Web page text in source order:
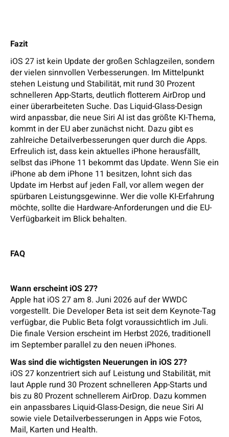
Fazit
iOS 27 ist kein Update der großen Schlagzeilen, sondern
der vielen sinnvollen Verbesserungen. Im Mittelpunkt
stehen Leistung und Stabilität, mit rund 30 Prozent
schnelleren App-Starts, deutlich flotterem AirDrop und
einer überarbeiteten Suche. Das Liquid-Glass-Design
wird anpassbar, die neue Siri AI ist das größte KI-Thema,
kommt in der EU aber zunächst nicht. Dazu gibt es
zahlreiche Detailverbesserungen quer durch die Apps.
Erfreulich ist, dass kein aktuelles iPhone herausfällt,
selbst das iPhone 11 bekommt das Update. Wenn Sie ein
iPhone ab dem iPhone 11 besitzen, lohnt sich das
Update im Herbst auf jeden Fall, vor allem wegen der
spürbaren Leistungsgewinne. Wer die volle KI-Erfahrung
möchte, sollte die Hardware-Anforderungen und die EU-
Verfügbarkeit im Blick behalten.
FAQ
Wann erscheint iOS 27?
Apple hat iOS 27 am 8. Juni 2026 auf der WWDC
vorgestellt. Die Developer Beta ist seit dem Keynote-Tag
verfügbar, die Public Beta folgt voraussichtlich im Juli.
Die finale Version erscheint im Herbst 2026, traditionell
im September parallel zu den neuen iPhones.
Was sind die wichtigsten Neuerungen in iOS 27?
iOS 27 konzentriert sich auf Leistung und Stabilität, mit
laut Apple rund 30 Prozent schnelleren App-Starts und
bis zu 80 Prozent schnellerem AirDrop. Dazu kommen
ein anpassbares Liquid-Glass-Design, die neue Siri AI
sowie viele Detailverbesserungen in Apps wie Fotos,
Mail, Karten und Health.